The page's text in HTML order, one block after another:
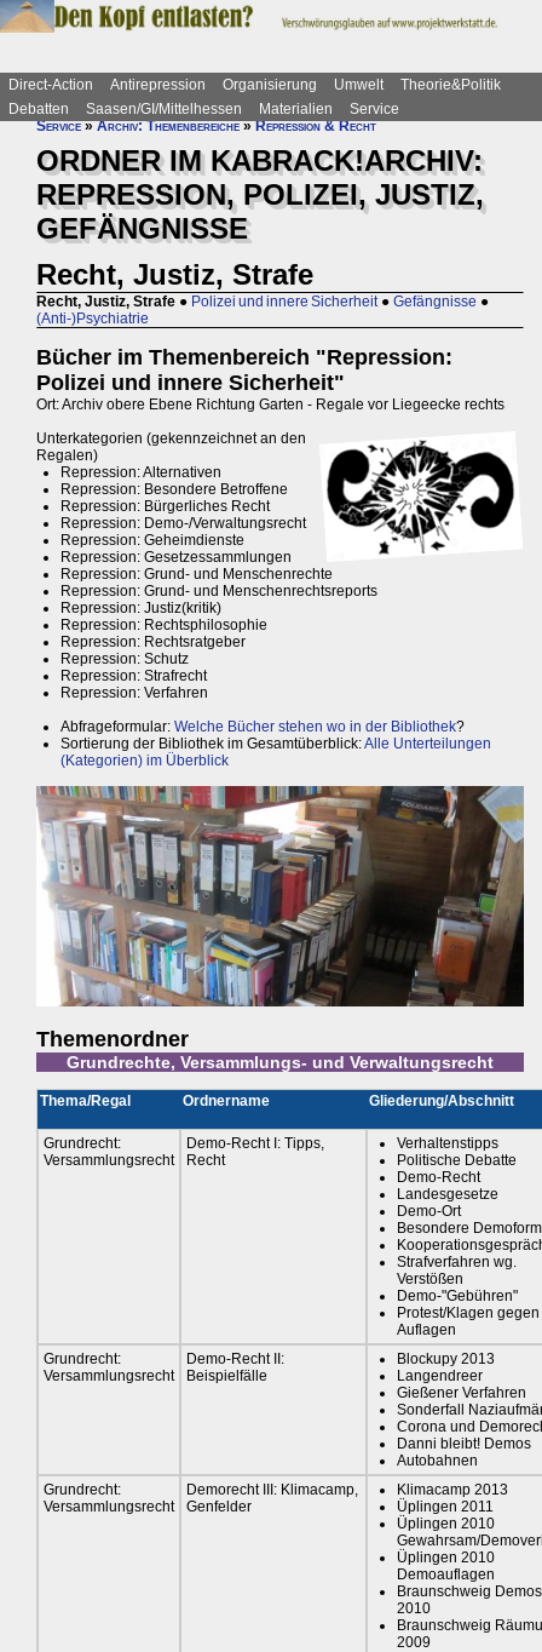
Direct-Action Antirepression Organisierung Umwelt
Theorie&Politik
Debatten
Saasen/GI/Mittelhessen Materialien
Service
Service»Archiv: Themenbereiche»Repression & Recht
ORDNER IM KABRACK!ARCHIV:
REPRESSION, POLIZEI, JUSTIZ,
GEFÄNGNISSE
Recht, Justiz, Strafe
Recht, Justiz, Strafe ● Polizei und innere Sicherheit ● Gefängnisse ●
(Anti-)Psychiatrie
Bücher im Themenbereich "Repression:
Polizei und innere Sicherheit"
Ort: Archiv obere Ebene Richtung Garten - Regale vor Liegeecke rechts
Unterkategorien (gekennzeichnet an den
Regalen)
Repression: Alternativen
Repression: Besondere Betroffene
Repression: Bürgerliches Recht
Repression: Demo-/Verwaltungsrecht
Repression: Geheimdienste
Repression: Gesetzessammlungen
Repression: Grund- und Menschenrechte
Repression: Grund- und Menschenrechtsreports
Repression: Justiz(kritik)
Repression: Rechtsphilosophie
Repression: Rechtsratgeber
Repression: Schutz
Repression: Strafrecht
Repression: Verfahren
Abfrageformular: Welche Bücher stehen wo in der Bibliothek?
Sortierung der Bibliothek im Gesamtüberblick:Alle Unterteilungen
(Kategorien) im Überblick
Themenordner
Grundrechte, Versammlungs- und Verwaltungsrecht
Thema/Regal Ordnername Gliederung/Abschnitt
Grundrecht:
Versammlungsrecht
Demo-Recht I: Tipps,
Recht
Verhaltenstipps
Politische Debatte
Demo-Recht
Landesgesetze
Demo-Ort
Besondere
Strafverfahren wg.
Verstößen
Demo-"Gebühren"
Protest/Klagen gegen
Auflagen
Grundrecht:
Versammlungsrecht
Demo-Recht II:
Beispielfälle
Blockupy 2013
Langendreer
Gießener Verfahren
Sonderfall
Corona und
Danni bleibt! Demos
Autobahnen
Grundrecht:
Versammlungsrecht
Demorecht III: Klimacamp,
Genfelder
Klimacamp 2013
Üplingen 2011
Üplingen 2010
Gewahrsam/
Üplingen 2010
Demoauflagen
Braunschweig Demos
2010
Braunschweig
2009